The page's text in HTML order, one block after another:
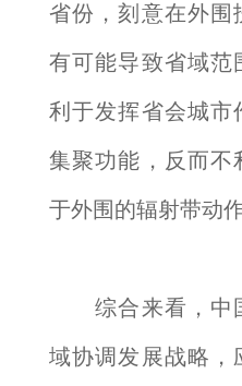
省份，刻意在外围
有可能导致省域范
利于发挥省会城市
集聚功能，反而不
于外围的辐射带动作
综合来看，中
域协调发展战略，